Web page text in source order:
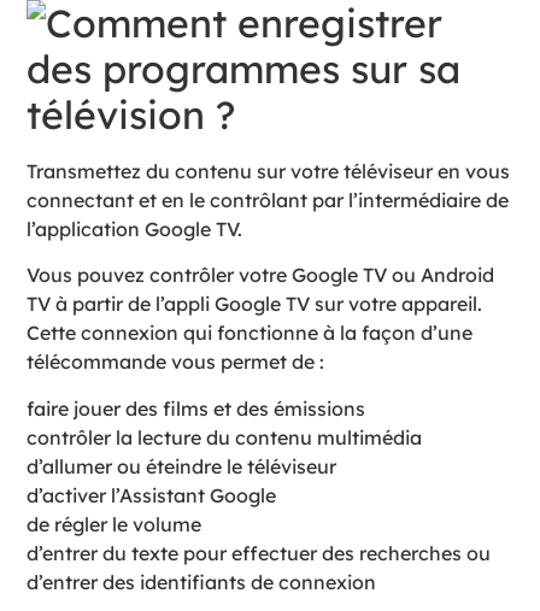
Transmettez du contenu sur votre téléviseur en vous
connectant et en le contrôlant par l’intermédiaire de
l’application Google TV.
Vous pouvez contrôler votre Google TV ou Android
TV à partir de l’appli Google TV sur votre appareil.
Cette connexion qui fonctionne à la façon d’une
télécommande vous permet de :
faire jouer des films et des émissions
contrôler la lecture du contenu multimédia
d’allumer ou éteindre le téléviseur
d’activer l’Assistant Google
de régler le volume
d’entrer du texte pour effectuer des recherches ou
d’entrer des identifiants de connexion